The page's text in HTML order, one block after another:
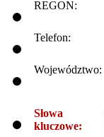
REGON:
Telefon:
Województwo:
Słowa
kluczowe: